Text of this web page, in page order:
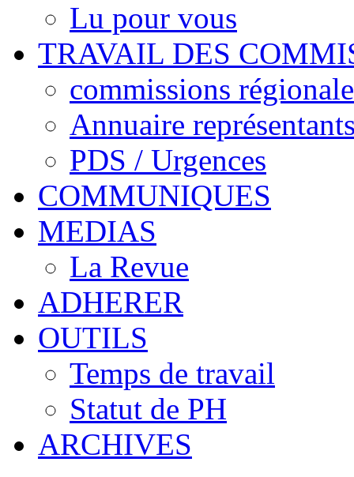
Lu pour vous
TRAVAIL DES
commissions
Annuaire
PDS / Urgences
COMMUNIQUES
MEDIAS
La Revue
ADHERER
OUTILS
Temps de travail
Statut de PH
ARCHIVES